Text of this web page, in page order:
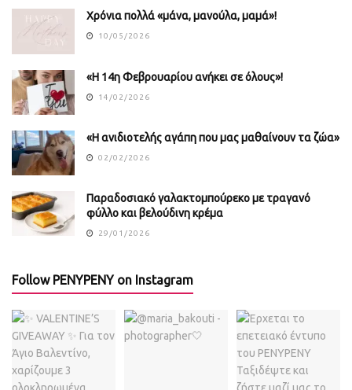
Χρόνια πολλά «μάνα, μανούλα, μαμά»!
10/05/2026
«Η 14η Φεβρουαρίου ανήκει σε όλους»!
14/02/2026
«Η ανιδιοτελής αγάπη που μας μαθαίνουν τα ζώα»
02/02/2026
Παραδοσιακό γαλακτομπούρεκο με τραγανό
φύλλο και βελούδινη κρέμα
29/01/2026
Follow PENYPENY on Instagram